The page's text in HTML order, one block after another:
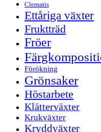
Clematis
Ettåriga växter
Fruktträd
Fröer
Förökning
Grönsaker
Höstarbete
Klätterväxter
Krukväxter
Kryddväxter